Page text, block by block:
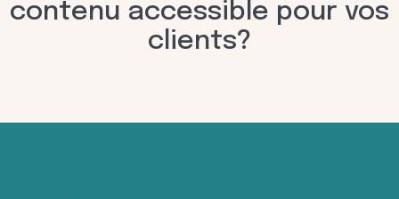
contenu accessible pour vos
clients?